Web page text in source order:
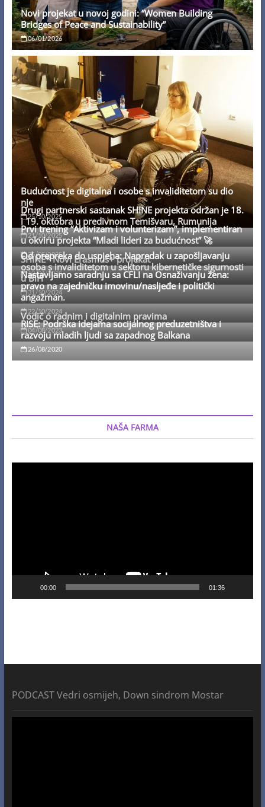
Novi projekat u novoj godini: “Women Building
Bridges of Peace and Sustainability”
06/01/2026
Budućnost je digitalna i osobe s invaliditetom su dio
nje
25/10/2025
Drugi partnerski sastanak SHINE projekta održan je 18.
i 19. oktobra u predivnom Temišvaru, Rumunija
21/10/2025
Prvi trening “Aktivizam i volunterizam”, implementiran
u okviru projekta “Mladi lideri za budućnost” 🚀
26/05/2025
SHINE* Novi Erasmus+ projekat
10/01/2025
Od prepreka do uspjeha: Napredak u zapošljavanju
osoba s invaliditetom u sektoru kibernetičke sigurnosti
u BiH
31/10/2024
Nastavljamo saradnju sa CFLI na Osnaživanju žena:
pravo na zajedničku imovinu/nasljeđe i politički
angažman.
22/10/2024
Vodič o radnim i digitalnim pravima
04/08/2023
RISE: Podrška idejama socijalnog preduzetništva i
razvoju mladih ljudi sa zapadnog Balkana
26/08/2020
NAŠA FARMA
00:00 01:36
PODCAST Vedri osmijeh, Down sindrom Mostar